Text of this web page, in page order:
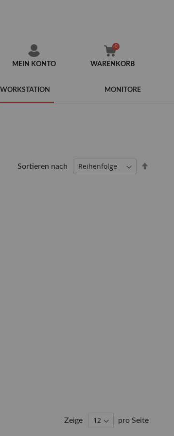
MEIN KONTO WARENKORB
WORKSTATION MONITORE
Sortieren nach
Zeige pro Seite